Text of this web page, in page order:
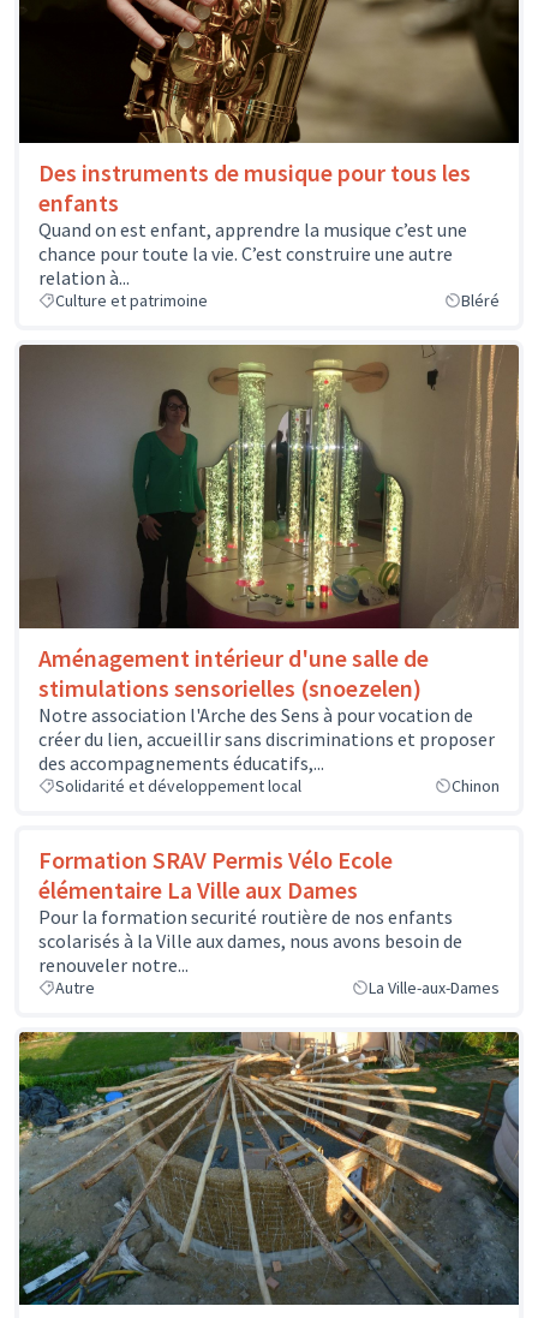
Des instruments de musique pour tous les
enfants
Quand on est enfant, apprendre la musique c’est une
chance pour toute la vie. C’est construire une autre
relation à...
Culture et patrimoine Bléré
Aménagement intérieur d'une salle de
stimulations sensorielles (snoezelen)
Notre association l'Arche des Sens à pour vocation de
créer du lien, accueillir sans discriminations et proposer
des accompagnements éducatifs,...
Solidarité et développement local Chinon
Formation SRAV Permis Vélo Ecole
élémentaire La Ville aux Dames
Pour la formation securité routière de nos enfants
scolarisés à la Ville aux dames, nous avons besoin de
renouveler notre...
Autre La Ville-aux-Dames